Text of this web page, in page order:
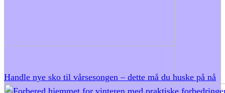
Handle nye sko til vårsesongen – dette må du huske på nå